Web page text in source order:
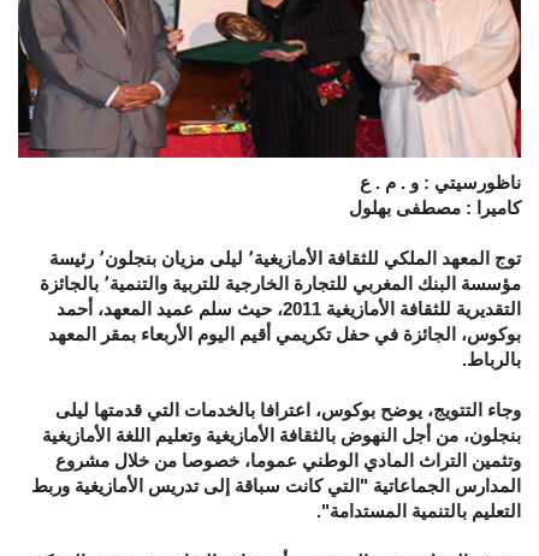
ناظورسيتي : و . م . ع
كاميرا : مصطفى بهلول
توج المعهد الملكي للثقافة الأمازيغية٬ ليلى مزيان بنجلون٬ رئيسة
مؤسسة البنك المغربي للتجارة الخارجية للتربية والتنمية٬ بالجائزة
التقديرية للثقافة الأمازيغية 2011، حيث سلم عميد المعهد، أحمد
بوكوس، الجائزة في حفل تكريمي أقيم اليوم الأربعاء بمقر المعهد
بالرباط.
وجاء التتويج، يوضح بوكوس، اعترافا بالخدمات التي قدمتها ليلى
بنجلون، من أجل النهوض بالثقافة الأمازيغية وتعليم اللغة الأمازيغية
وتثمين التراث المادي الوطني عموما، خصوصا من خلال مشروع
المدارس الجماعاتية "التي كانت سباقة إلى تدريس الأمازيغية وربط
التعليم بالتنمية المستدامة".